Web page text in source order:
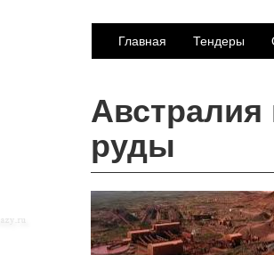
Главная Тендеры
Австралия
руды